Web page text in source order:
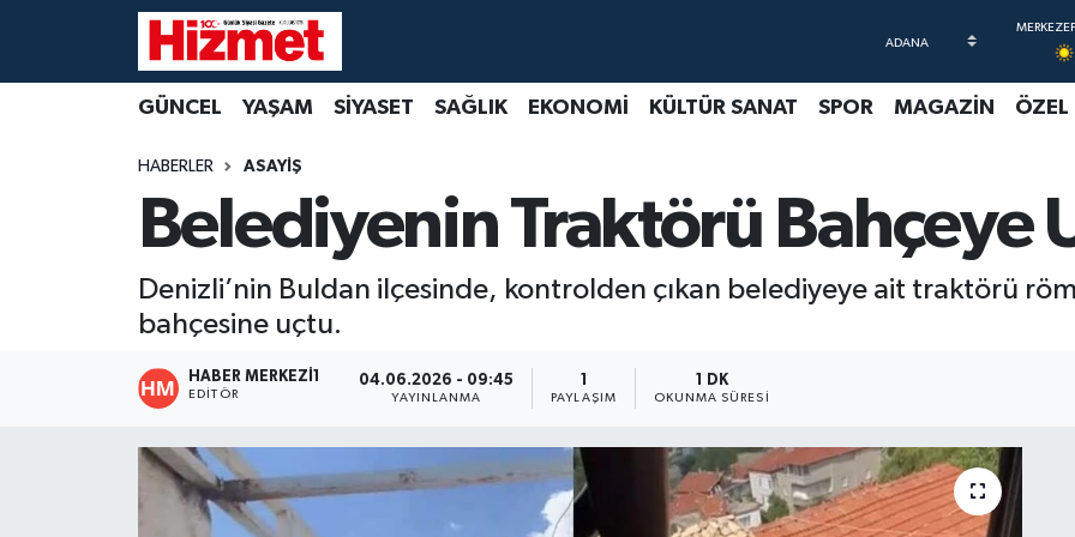
GÜNCEL YAŞAM SİYASET SAĞLIK EKONOMİ KÜLTÜR SANAT SPOR MAGAZİN ÖZEL
HABERLER ASAYİŞ
Belediyenin Traktörü Bahçeye
Denizli’nin Buldan ilçesinde, kontrolden çıkan belediyeye ait traktörü
bahçesine uçtu.
HABER MERKEZI1
EDITÖR
04.06.2026 - 09:45
YAYINLANMA
1
PAYLAŞIM
1 DK
OKUNMA SÜRESI
EKONOMİ
KÜLTÜR SANAT
Denizli Nöbetçi Eczaneler
Denizli Trafik Yoğunluk Haritası
Süper Lig Puan Durumu ve Fikstür
Tüm Manşetler
Son Dakika Haberleri
Haber Arşivi